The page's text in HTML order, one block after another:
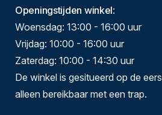
Openingstijden winkel:
Woensdag: 13:00 - 16:00 uur
Vrijdag: 10:00 - 16:00 uur
Zaterdag: 10:00 - 14:30 uur
De winkel is gesitueerd op de
alleen bereikbaar met een trap.